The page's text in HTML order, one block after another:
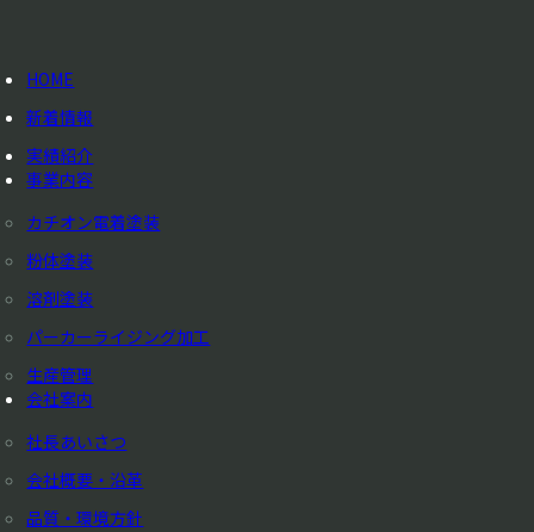
HOME
新着情報
実績紹介
事業内容
カチオン電着塗装
粉体塗装
溶剤塗装
パーカーライジング加工
生産管理
会社案内
社長あいさつ
会社概要・沿革
品質・環境方針